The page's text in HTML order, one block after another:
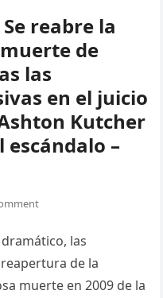
Se reabre la
de
las
en el juicio
Kutcher
escándalo –
las
de la
muerte en 2009 de la